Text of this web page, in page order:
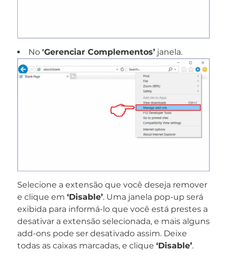
No 'Gerenciar Complementos’janela.
Selecione a extensão que você deseja remover
e clique em ‘Disable’. Uma janela pop-up será
exibida para informá-lo que você está prestes a
desativar a extensão selecionada, e mais alguns
add-ons pode ser desativado assim. Deixe
todas as caixas marcadas, e clique ‘Disable’.